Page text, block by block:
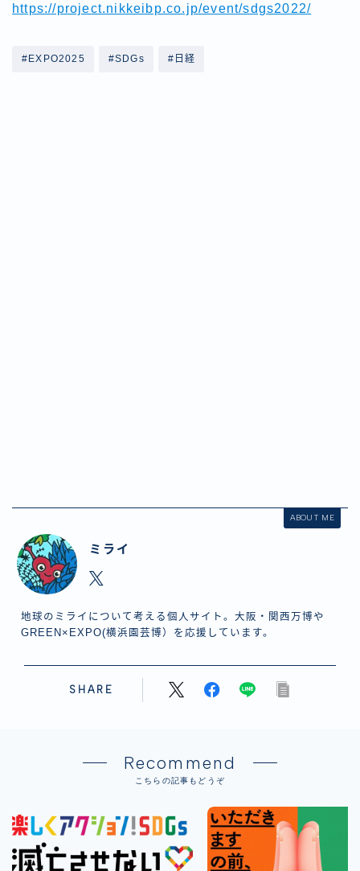
https://project.nikkeibp.co.jp/event/sdgs2022/
#EXPO2025 #SDGs #日経
ABOUT ME
ミライ
地球のミライについて考える個人サイト。大阪・関西万博や
GREEN×EXPO(横浜園芸博）を応援しています。
SHARE
Recommend
こちらの記事もどうぞ